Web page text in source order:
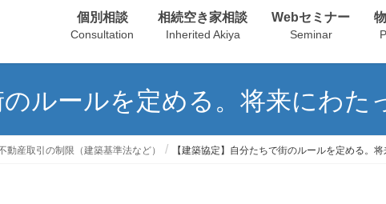
個別相談
Consultation
相続空き家相談
Inherited Akiya
Webセミナー
Seminar
のルールを定める。将来にわた
動産取引の制限（建築基準法など） 【建築協定】自分たちで街のルールを定める。